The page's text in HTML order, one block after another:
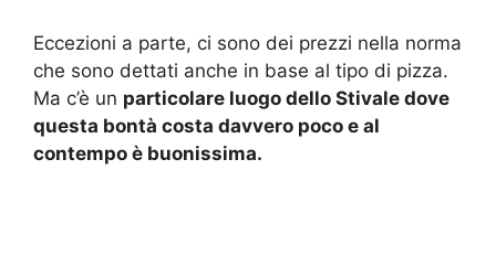
Eccezioni a parte, ci sono dei prezzi nella norma
che sono dettati anche in base al tipo di pizza.
Ma c’è un particolare luogo dello Stivale dove
questa bontà costa davvero poco e al
contempo è buonissima.